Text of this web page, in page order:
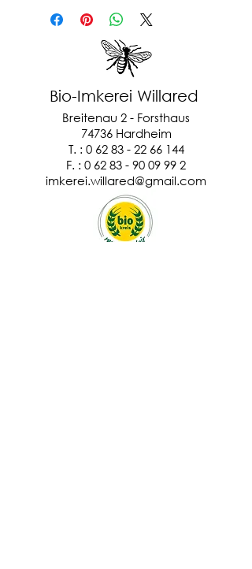
Bio-Imkerei Willared
Breitenau 2 - Forsthaus
74736 Hardheim
T. : 0 62 83 - 22 66 144
F. : 0 62 83 - 90 09 99 2
imkerei.willared@gmail.com